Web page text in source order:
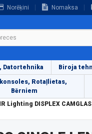
Norēķini Nomaksa
Datortehnika Biroja
konsoles, Rotaļlietas,
Bērniem
Lighting DISPLEX